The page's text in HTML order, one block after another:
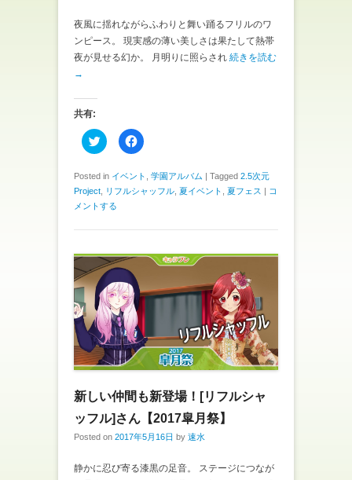
開
き
ま
す
)
夜風に揺れながらふわりと舞い踊るフリルのワ
ンピース。 現実感の薄い美しさは果たして熱帯
夜が見せる幻か。 月明りに照らされ 続きを読む
→
共有:
ク
リ
し
て
T
w
i
t
r
で
共
有
(
新
し
い
ウ
ィ
ン
ド
ウ
で
き
ま
す
)
F
a
b
o
o
有
る
に
リ
ッ
ク
し
て
く
だ
さ
い
(
し
い
ィ
ン
ド
開
Posted in イベント 学園アルバム Tagged 2.5次元
Project
リフルシャッフル 夏イベント 夏フェス
コ
メントする
新しい仲間も新登場！[リフルシャ
ッフル]さん【2017皐月祭】
Posted on 2017年5月16日 by 速水
静かに忍び寄る漆黒の足音。 ステージにつなが